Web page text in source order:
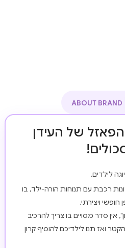
ABOUT BRAND
של העידן
לילדים.
רכבת עם תנוחות הורה-ילד, בו
ויצירתי.
אין סדר מסויים בו צריך להרכיב
ואז תנו לילדיכם להוסיף קרון